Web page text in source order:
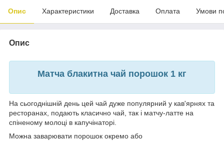
Опис Характеристики Доставка Оплата Умови
Опис
Матча блакитна чай порошок 1 кг
На сьогоднішній день цей чай дуже популярний у кав'ярнях та
ресторанах, подають класично чай, так і матчу-латте на
спіненому молоці в капучінаторі.
Можна заварювати порошок окремо або